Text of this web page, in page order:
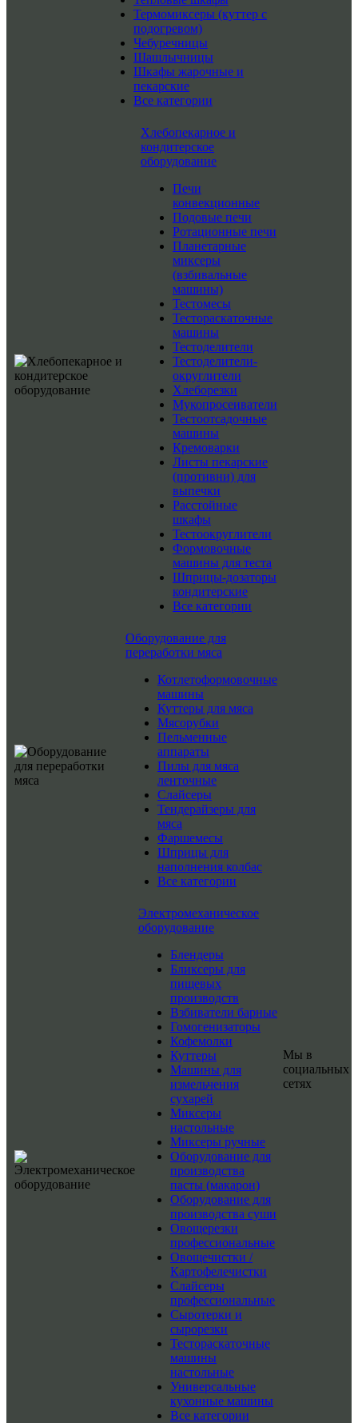
Термомиксеры (куттер с
подогревом)
Чебуречницы
Шашлычницы
Шкафы жарочные и
пекарские
Все категории
Хлебопекарное и
кондитерское
оборудование
Печи
конвекционные
Подовые печи
Ротационные печи
Планетарные
миксеры
(взбивальные
машины)
Тестомесы
Тестораскаточные
машины
Тестоделители
Тестоделители-
округлители
Хлеборезки
Мукопросеиватели
Тестоотсадочные
машины
Кремоварки
Листы пекарские
(противни) для
выпечки
Расстойные
шкафы
Тестоокруглители
Формовочные
машины для теста
Шприцы-дозаторы
кондитерские
Все категории
Оборудование для
переработки мяса
Котлетоформовочные
машины
Куттеры для мяса
Мясорубки
Пельменные
аппараты
Пилы для мяса
ленточные
Слайсеры
Тендерайзеры для
мяса
Фаршемесы
Шприцы для
наполнения колбас
Все категории
Электромеханическое
оборудование
Блендеры
Бликсеры для
пищевых
производств
Взбиватели барные
Гомогенизаторы
Кофемолки
Куттеры
Машины для
измельчения
сухарей
Миксеры
настольные
Миксеры ручные
Оборудование для
производства
пасты (макарон)
Оборудование для
производства суши
Овощерезки
профессиональные
Овощечистки /
Картофелечистки
Слайсеры
профессиональные
Сыротерки и
сырорезки
Тестораскаточные
машины
настольные
Универсальные
кухонные машины
Все категории
Мы в
социальных
сетях